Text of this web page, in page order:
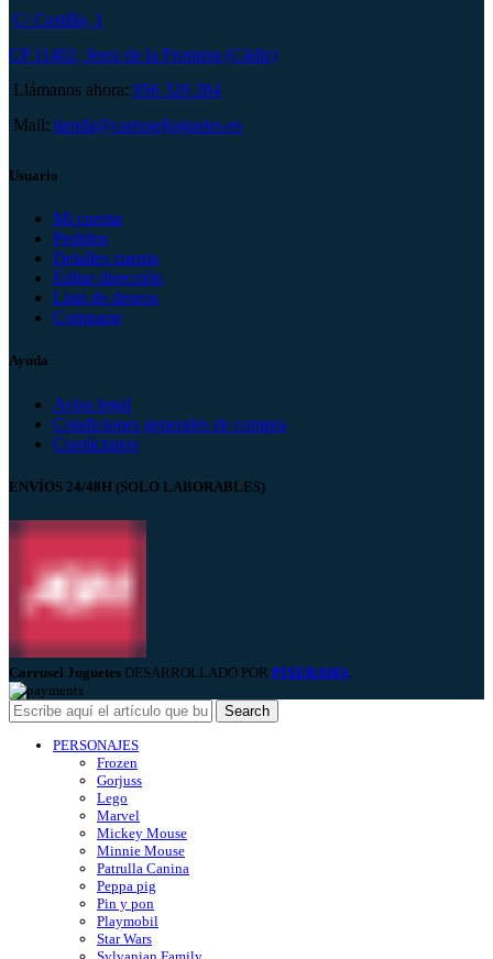
C/ Castilla, 1
CP 11402, Jerez de la Frontera (Cádiz)
Llámanos ahora: 956 320 284
Mail: tienda@carruseljuguetes.es
Usuario
Mi cuenta
Pedidos
Detalles cuenta
Editar dirección
Lista de deseos
Comparar
Ayuda
Aviso legal
Condiciones generales de compra
Contáctanos
ENVÍOS 24/48H (SOLO LABORABLES)
Carrusel Juguetes DESARROLLADO POR PIXERAMA
Search
PERSONAJES
Frozen
Gorjuss
Lego
Marvel
Mickey Mouse
Minnie Mouse
Patrulla Canina
Peppa pig
Pin y pon
Playmobil
Star Wars